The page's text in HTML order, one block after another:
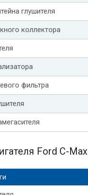
глушителя
коллектора
фильтра
Ford C-Max